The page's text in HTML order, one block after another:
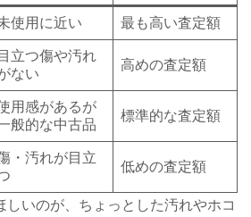
使用に近い 最も高い査定額
立つ傷や汚れ
ない
高めの査定額
用感があるが
般的な中古品
標準的な査定額
・汚れが目立
低めの査定額
しいのが、ちょっとした汚れやホコ